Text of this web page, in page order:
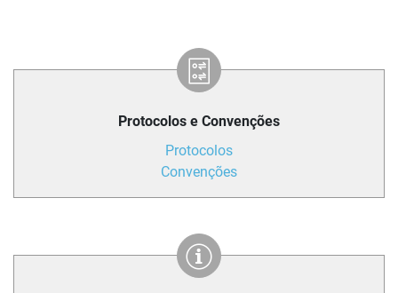
Protocolos e Convenções
Protocolos
Convenções